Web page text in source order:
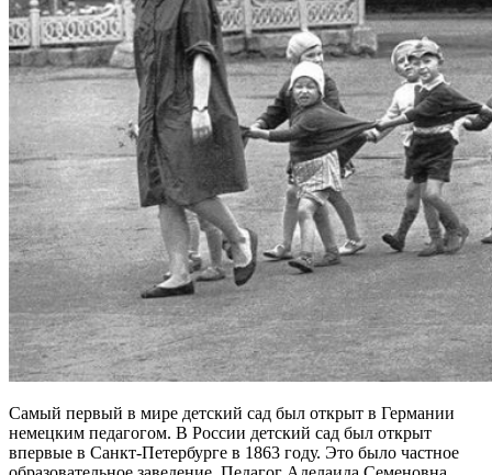
Самый первый в мире детский сад был открыт в Германии
немецким педагогом. В России детский сад был открыт
впервые в Санкт-Петербурге в 1863 году. Это было частное